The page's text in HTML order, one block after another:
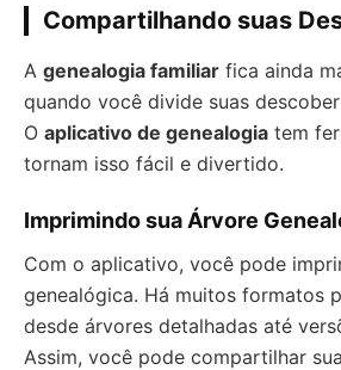
Compartilhando suas
A genealogia familiar fica ainda
quando você divide suas
O aplicativo de genealogia tem
tornam isso fácil e divertido.
Imprimindo sua Árvore
Com o aplicativo, você pode
genealógica. Há muitos formatos
desde árvores detalhadas até
Assim, você pode compartilhar